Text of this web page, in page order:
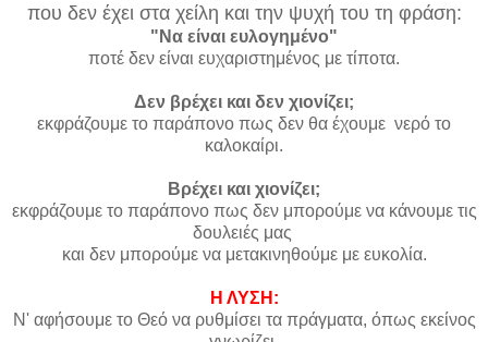
που δεν έχει στα χείλη και την ψυχή του τη φράση:
"Να είναι ευλογημένο"
ποτέ δεν είναι ευχαριστημένος με τίποτα.
Δεν βρέχει και δεν χιονίζει;
εκφράζουμε το παράπονο πως δεν θα έχουμε νερό το
καλοκαίρι.
Βρέχει και χιονίζει;
εκφράζουμε το παράπονο πως δεν μπορούμε να κάνουμε τις
δουλειές μας
και δεν μπορούμε να μετακινηθούμε με ευκολία.
Η ΛΥΣΗ:
Ν' αφήσουμε το Θεό να ρυθμίσει τα πράγματα, όπως εκείνος